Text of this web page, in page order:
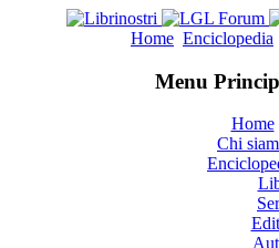
Home Enciclopedia
Menu
Home
Chi